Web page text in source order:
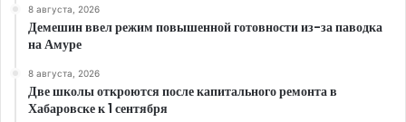
8 августа, 2026
Демешин ввел режим повышенной готовности из-за паводка
на Амуре
8 августа, 2026
Две школы откроются после капитального ремонта в
Хабаровске к 1 сентября